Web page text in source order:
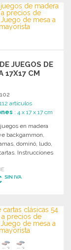
PEDIR
un presupuesto
JUEGOS DE
17X17 CM
artículos
: 4 x 17 x 17 cm
en madera
backgammon,
dominó, ludo,
Instrucciones
SIN IVA
un presupuesto